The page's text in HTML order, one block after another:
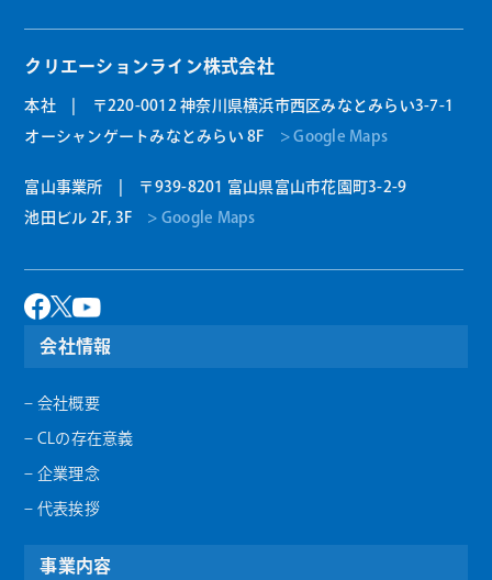
クリエーションライン株式会社
本社 | 〒220-0012 神奈川県横浜市西区みなとみらい3-7-1
オーシャンゲートみなとみらい 8F > Google Maps
富山事業所 | 〒939-8201 富山県富山市花園町3-2-9
池田ビル 2F, 3F > Google Maps
会社情報
– 会社概要
– CLの存在意義
– 企業理念
– 代表挨拶
事業内容